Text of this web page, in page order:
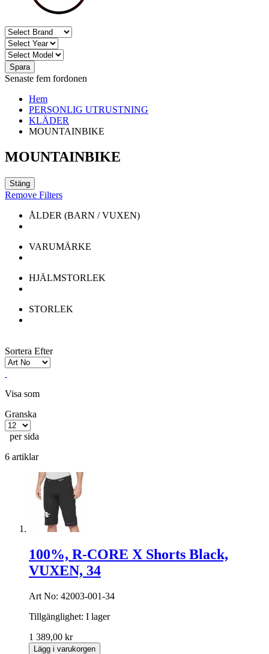
Spara
Senaste fem fordonen
Hem
PERSONLIG UTRUSTNING
KLÄDER
MOUNTAINBIKE
MOUNTAINBIKE
Stäng
Remove Filters
ÅLDER (BARN / VUXEN)
VARUMÄRKE
HJÄLMSTORLEK
STORLEK
Sortera Efter
Visa som
Granska
per sida
6 artiklar
100%, R-CORE X Shorts Black,
VUXEN, 34
Art No: 42003-001-34
Tillgänglighet: I lager
1 389,00 kr
Lägg i varukorgen